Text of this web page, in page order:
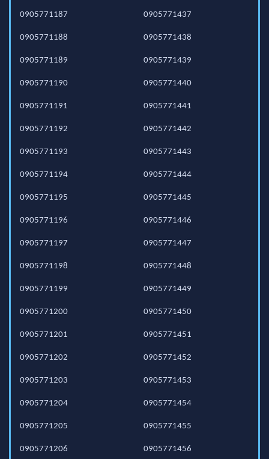
0905771187
0905771188
0905771189
0905771190
0905771191
0905771192
0905771193
0905771194
0905771195
0905771196
0905771197
0905771198
0905771199
0905771200
0905771201
0905771202
0905771203
0905771204
0905771205
0905771206
0905771437
0905771438
0905771439
0905771440
0905771441
0905771442
0905771443
0905771444
0905771445
0905771446
0905771447
0905771448
0905771449
0905771450
0905771451
0905771452
0905771453
0905771454
0905771455
0905771456